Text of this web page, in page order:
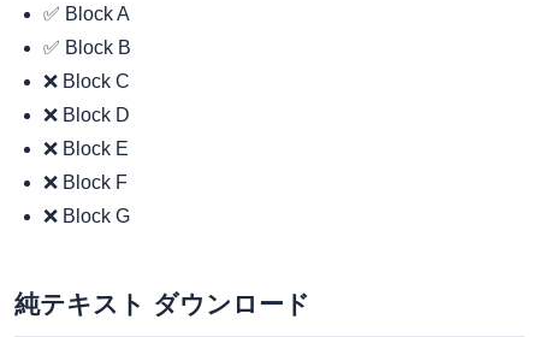
✅ Block A
✅ Block B
❌ Block C
❌ Block D
❌ Block E
❌ Block F
❌ Block G
純テキスト ダウンロード